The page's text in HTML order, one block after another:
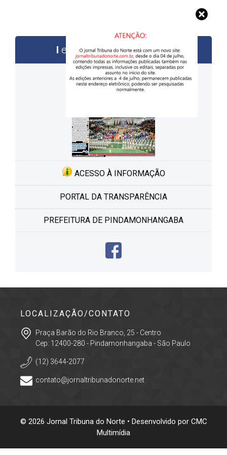
edições anteriores
ACESSO À INFORMAÇÃO
PORTAL DA TRANSPARÊNCIA
PREFEITURA DE PINDAMONHANGABA
LOCALIZAÇÃO/CONTATO
Praça Barão do Rio Branco, 25 - Centro
Cep: 12400-280 - Pindamonhangaba - São Paulo
(12) 3644-2077
contato@jornaltribunadonorte.net
© 2026 Jornal Tribuna do Norte • Desenvolvido por CMC
Multimídia